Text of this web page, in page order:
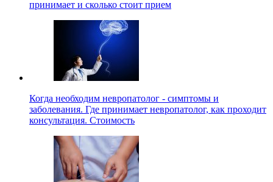
принимает и сколько стоит прием
Когда необходим невропатолог - симптомы и
заболевания. Где принимает невропатолог, как проходит
консультация. Стоимость